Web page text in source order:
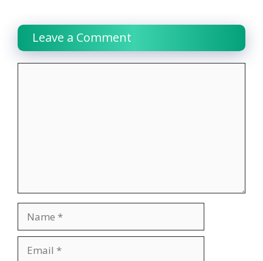
Leave a Comment